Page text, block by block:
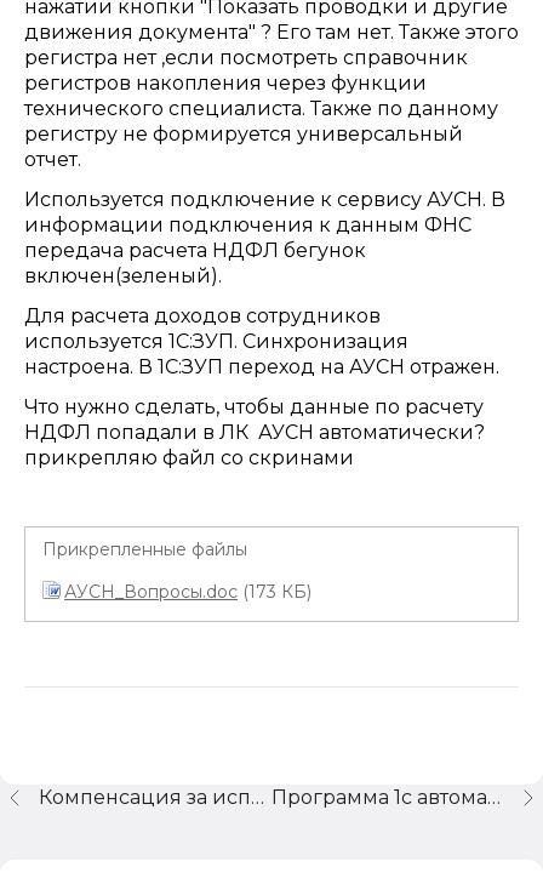
нажатии кнопки "Показать проводки и другие
движения документа" ? Его там нет. Также этого
регистра нет ,если посмотреть справочник
регистров накопления через функции
технического специалиста. Также по данному
регистру не формируется универсальный
отчет.
Используется подключение к сервису АУСН. В
информации подключения к данным ФНС
передача расчета НДФЛ бегунок
включен(зеленый).
Для расчета доходов сотрудников
используется 1С:ЗУП. Синхронизация
настроена. В 1С:ЗУП переход на АУСН отражен.
Что нужно сделать, чтобы данные по расчету
НДФЛ попадали в ЛК АУСН автоматически?
прикрепляю файл со скринами
Прикрепленные файлы
АУСН_Вопросы.doc (173 КБ)
Программа 1с автоматически принимает к зачету 1% за 2025 год
Компенсация за использование личным транспортом